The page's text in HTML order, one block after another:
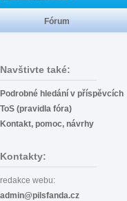
Navštivte také:
Podrobné hledání v příspěvcích
ToS (pravidla fóra)
Kontakt, pomoc, návrhy
Kontakty:
redakce webu:
admin@pilsfanda.cz
Fórum